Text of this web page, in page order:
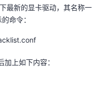
最新的显卡驱动，其名称一
命令：
上如下内容：